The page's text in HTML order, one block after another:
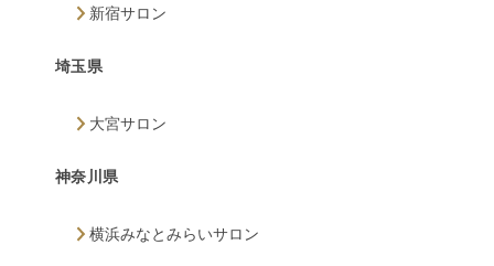
新宿サロン
埼玉県
大宮サロン
神奈川県
横浜みなとみらいサロン